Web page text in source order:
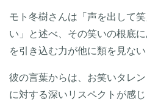
モト冬樹さんは「声を出して
い」と述べ、その笑いの根底
を引き込む力が他に類を見ない
彼の言葉からは、お笑いタレ
に対する深いリスペクトが感じ